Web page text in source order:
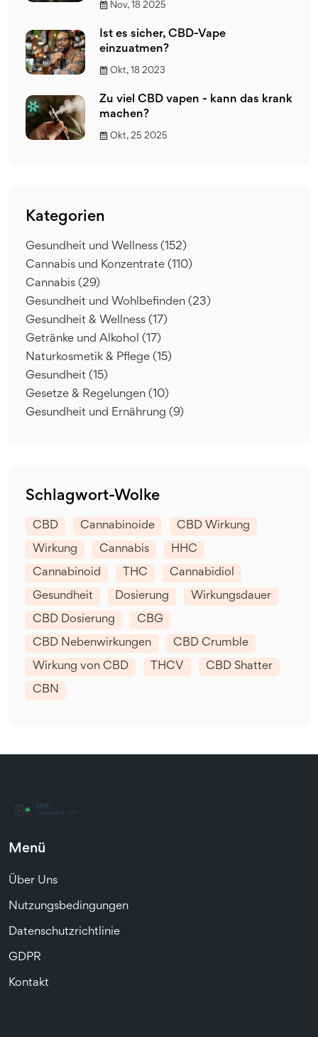
Nov, 18 2025
Ist es sicher, CBD-Vape
einzuatmen?
Okt, 18 2023
Zu viel CBD vapen - kann das krank
machen?
Okt, 25 2025
Kategorien
Gesundheit und Wellness (152)
Cannabis und Konzentrate (110)
Cannabis (29)
Gesundheit und Wohlbefinden (23)
Gesundheit & Wellness (17)
Getränke und Alkohol (17)
Naturkosmetik & Pflege (15)
Gesundheit (15)
Gesetze & Regelungen (10)
Gesundheit und Ernährung (9)
Schlagwort-Wolke
CBD Cannabinoide CBD Wirkung
Wirkung Cannabis HHC
Cannabinoid THC Cannabidiol
Gesundheit Dosierung Wirkungsdauer
CBD Dosierung CBG
CBD Nebenwirkungen CBD Crumble
Wirkung von CBD THCV CBD Shatter
CBN
Menü
Über Uns
Nutzungsbedingungen
Datenschutzrichtlinie
GDPR
Kontakt